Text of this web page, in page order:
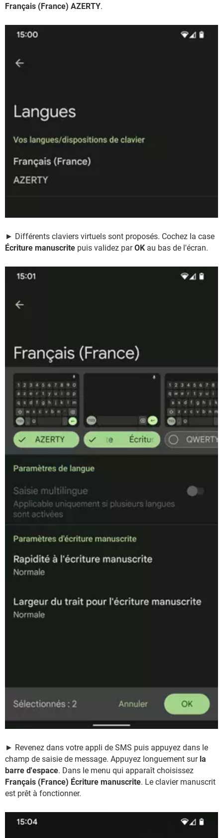
Français (France) AZERTY.
► Différents claviers virtuels sont proposés. Cochez la case
Écriture manuscrite puis validez parOK au bas de l'écran.
► Revenez dans votre appli de SMS puis appuyez dans le
champ de saisie de message. Appuyez longuement sur la
barre d'espace. Dans le menu qui apparaît choisissez
Français (France) Écriture manuscrite. Le clavier manuscrit
est prêt à fonctionner.